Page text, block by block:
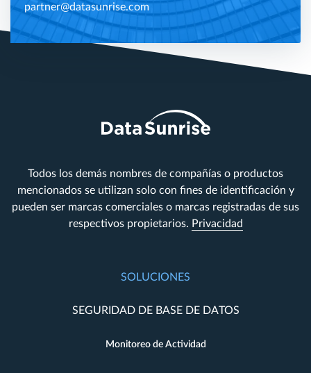
partner@datasunrise.com
Todos los demás nombres de compañías o productos
mencionados se utilizan solo con fines de identificación y
pueden ser marcas comerciales o marcas registradas de sus
respectivos propietarios. Privacidad
SOLUCIONES
SEGURIDAD DE BASE DE DATOS
Monitoreo de Actividad